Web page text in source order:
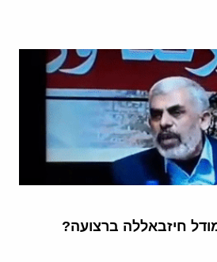
חיזבאללה ברצועה?